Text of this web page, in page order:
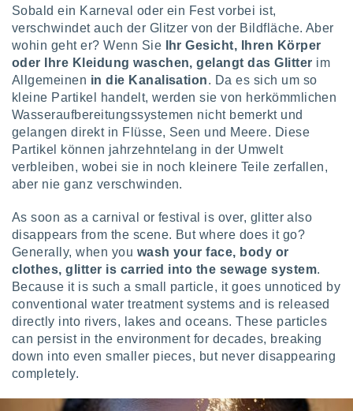
Sobald ein Karneval oder ein Fest vorbei ist,
verschwindet auch der Glitzer von der Bildfläche. Aber
wohin geht er? Wenn Sie
Ihr Gesicht, Ihren Körper
oder Ihre Kleidung waschen, gelangt das Glitter im
Allgemeinen in die Kanalisation. Da es sich um so
kleine Partikel handelt, werden sie von herkömmlichen
Wasseraufbereitungssystemen nicht bemerkt und
gelangen direkt in Flüsse, Seen und Meere. Diese
Partikel können jahrzehntelang in der Umwelt
verbleiben, wobei sie in noch kleinere Teile zerfallen,
aber nie ganz verschwinden.
As soon as a carnival or festival is over, glitter also
disappears from the scene. But where does it go?
Generally, when you wash your face, body or
clothes, glitter is carried into the sewage system.
Because it is such a small particle, it goes unnoticed by
conventional water treatment systems and is released
directly into rivers, lakes and oceans. These particles
can persist in the environment for decades, breaking
down into even smaller pieces, but never disappearing
completely.